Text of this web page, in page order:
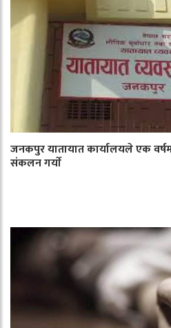
जनकपुर यातायात कार्यालयले एक
संकलन गर्याे